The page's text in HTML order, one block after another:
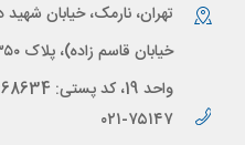
تهران، نارمک، خیابان
واحد 19، کد پستی: 1646668634
۰۲۱-۷۵۱۴۷